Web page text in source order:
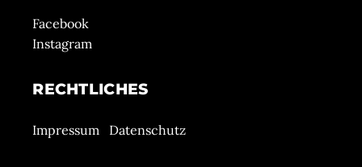
Facebook
Instagram
RECHTLICHES
Impressum Datenschutz